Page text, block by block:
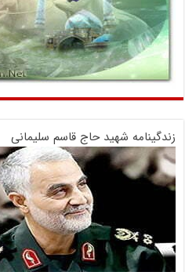
زندگینامه شهید حاج قاسم سلیمانی